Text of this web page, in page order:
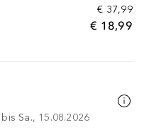
€ 37,99
€ 18,99
Sa., 15.08.2026